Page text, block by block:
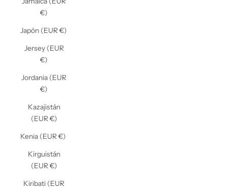
€)
Japón (EUR €)
Jersey (EUR
€)
Jordania (EUR
€)
Kazajistán
(EUR €)
Kenia (EUR €)
Kirguistán
(EUR €)
Kiribati (EUR